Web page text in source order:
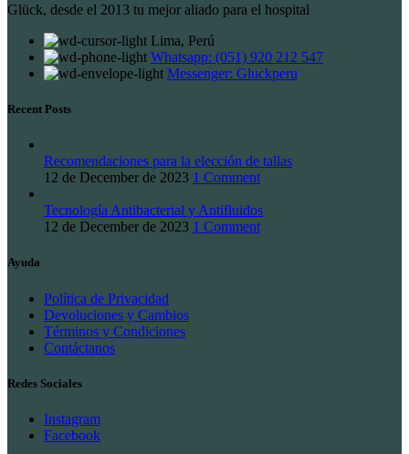
Glück, desde el 2013 tu mejor aliado para el hospital
Lima, Perú
Whatsapp: (051) 920 212 547
Messenger: Gluckperu
Recent Posts
Recomendaciones para la elección de tallas
12 de December de 2023 1 Comment
Tecnología Antibacterial y Antifluidos
12 de December de 2023 1 Comment
Ayuda
Política de Privacidad
Devoluciones y Cambios
Términos y Condiciones
Contáctanos
Redes Sociales
Instagram
Facebook